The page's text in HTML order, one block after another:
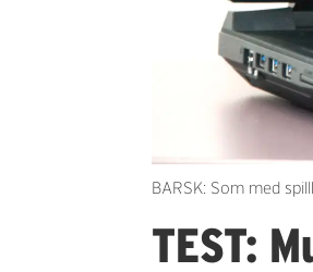
BARSK: Som med
TEST: